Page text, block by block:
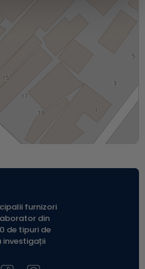
furnizori
din
de tipuri de
investigații